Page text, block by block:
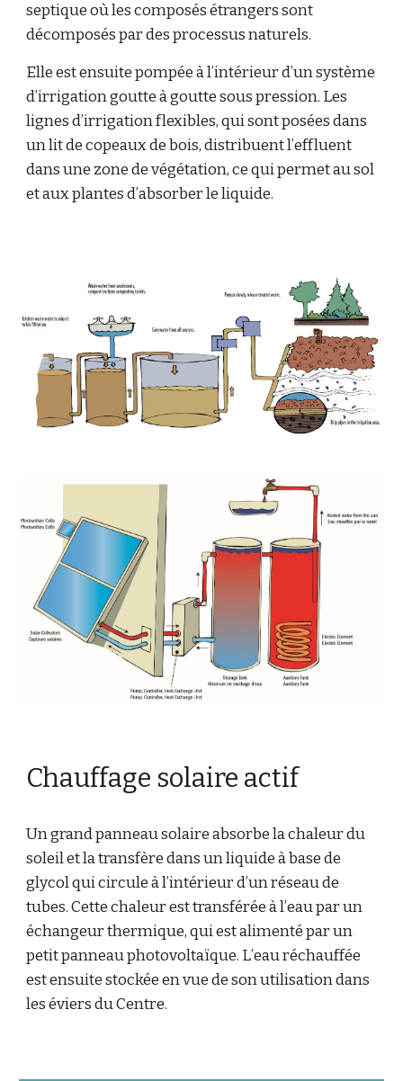
septique où les composés étrangers sont
décomposés par des processus naturels.
Elle est ensuite pompée à l’intérieur d’un système
d’irrigation goutte à goutte sous pression. Les
lignes d’irrigation flexibles, qui sont posées dans
un lit de copeaux de bois, distribuent l’effluent
dans une zone de végétation, ce qui permet au sol
et aux plantes d’absorber le liquide.
Chauffage solaire actif
Un grand panneau solaire absorbe la chaleur du
soleil et la transfère dans un liquide à base de
glycol qui circule à l’intérieur d’un réseau de
tubes. Cette chaleur est transférée à l’eau par un
échangeur thermique, qui est alimenté par un
petit panneau photovoltaïque. L’eau réchauffée
est ensuite stockée en vue de son utilisation dans
les éviers du Centre.